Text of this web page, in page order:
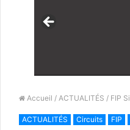
Accueil / ACTUALITÉS / FIP
ACTUALITÉS Circuits FIP